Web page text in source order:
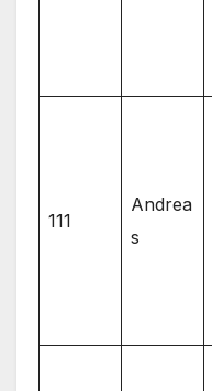
111
Andrea
s